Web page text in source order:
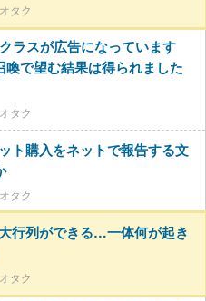
オタク
ラスが広告になっています
で望む結果は得られました
オタク
ト購入をネットで報告する文
オタク
行列ができる…一体何が起き
オタク